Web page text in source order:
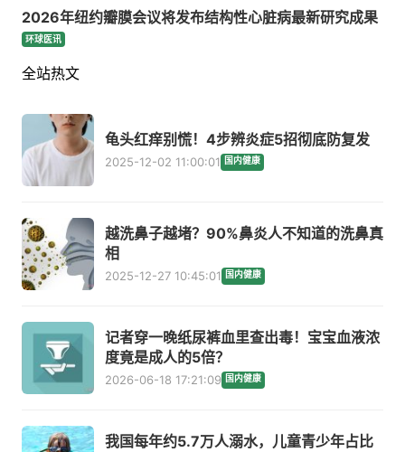
2026年纽约瓣膜会议将发布结构性心脏病最新研究成果
环球医讯
全站热文
龟头红痒别慌！4步辨炎症5招彻底防复发
2025-12-02 11:00:01 国内健康
越洗鼻子越堵？90%鼻炎人不知道的洗鼻真
相
2025-12-27 10:45:01 国内健康
记者穿一晚纸尿裤血里查出毒！宝宝血液浓
度竟是成人的5倍？
2026-06-18 17:21:09 国内健康
我国每年约5.7万人溺水，儿童青少年占比